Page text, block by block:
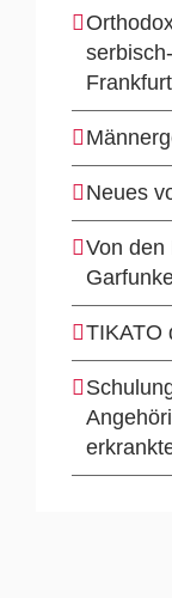
Neues
Von den
TIKATO